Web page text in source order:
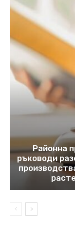
Районна
ръководи